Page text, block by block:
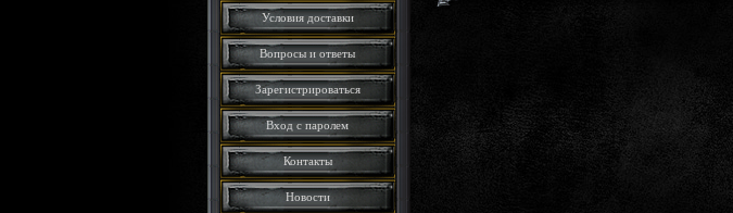
Условия доставки
Вопросы и ответы
Зарегистрироваться
Вход с паролем
Контакты
Новости